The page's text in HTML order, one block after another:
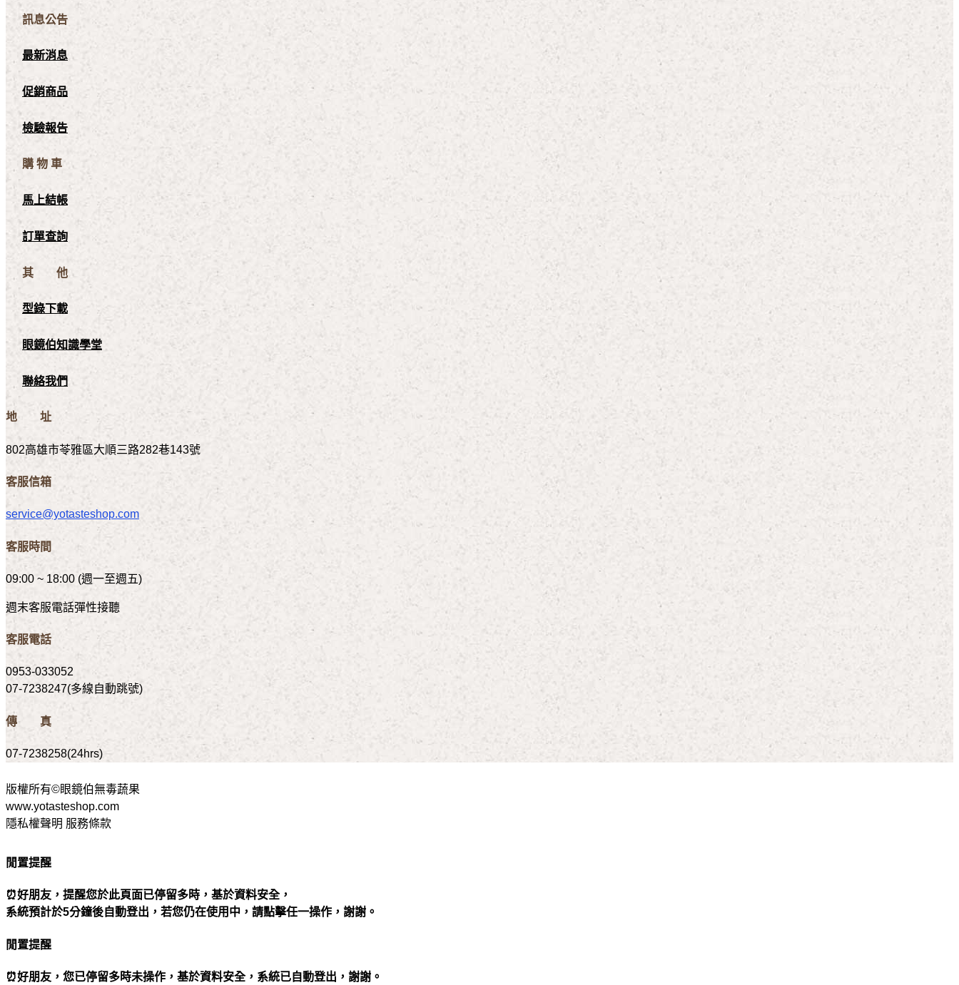
訊息公告
最新消息
促銷商品
檢驗報告
購 物 車
馬上結帳
訂單查詢
其 他
型錄下載
眼鏡伯知識學堂
聯絡我們
地 址
802高雄市苓雅區大順三路282巷143號
客服信箱
service@yotasteshop.com
客服時間
09:00 ~ 18:00 (週一至週五)
週末客服電話彈性接聽
客服電話
0953-033052
07-7238247(多線自動跳號)
傳 真
07-7238258(24hrs)
版權所有©眼鏡伯無毒蔬果
www.yotasteshop.com
隱私權聲明 服務條款
閒置提醒
⏰好朋友，提醒您於此頁面已停留多時，基於資料安全，
系統預計於5分鐘後自動登出，若您仍在使用中，請點擊任一操作，謝謝。
閒置提醒
⏰好朋友，您已停留多時未操作，基於資料安全，系統已自動登出，謝謝。